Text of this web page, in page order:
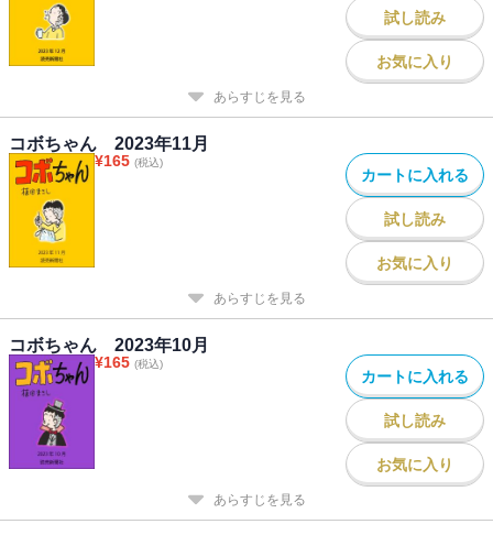
試し読み
お気に入り
あらすじを見る
コボちゃん 2023年11月
¥165 (税込)
カートに入れる
試し読み
お気に入り
あらすじを見る
コボちゃん 2023年10月
¥165 (税込)
カートに入れる
試し読み
お気に入り
あらすじを見る